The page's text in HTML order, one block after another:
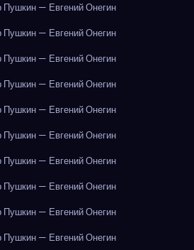
Пушкин — Евгений Онегин
Пушкин — Евгений Онегин
Пушкин — Евгений Онегин
Пушкин — Евгений Онегин
Пушкин — Евгений Онегин
Пушкин — Евгений Онегин
Пушкин — Евгений Онегин
Пушкин — Евгений Онегин
Пушкин — Евгений Онегин
Пушкин — Евгений Онегин